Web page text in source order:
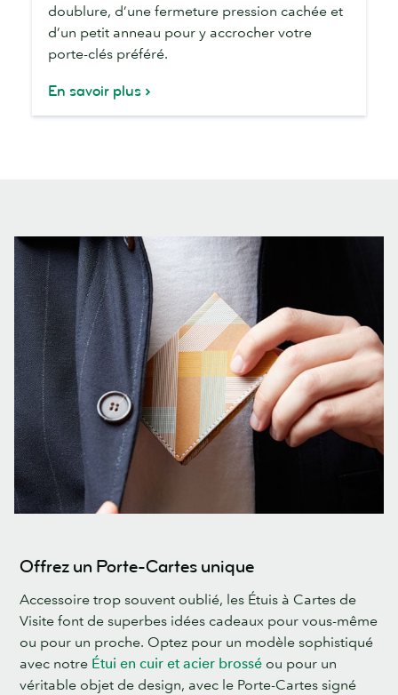
doublure, d’une fermeture pression cachée et
d’un petit anneau pour y accrocher votre
porte-clés préféré.
En savoir plus
Offrez un Porte-Cartes unique
Accessoire trop souvent oublié, les Étuis à Cartes de
Visite font de superbes idées cadeaux pour vous-même
ou pour un proche. Optez pour un modèle sophistiqué
avec notre Étui en cuir et acier brossé ou pour un
véritable objet de design, avec le Porte-Cartes signé